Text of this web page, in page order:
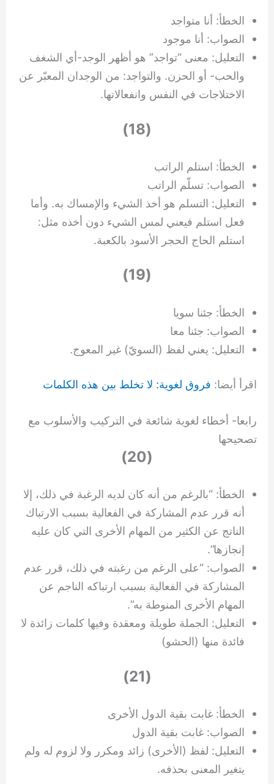
الخطأ: أنا متواجد
الصواب: أنا موجود
التعليل: معنى “تواجد” هو أظهر الوجد-أي الشغف
والحب- أو الحزن. والتواجد: من الوجدان المعبّر عن
الاختلاجات في النفس وانفعالاتها.
(18)
الخطأ: استلم الراتب
الصواب: تسلّم الراتب
التعليل: التسلم هو أخذ الشيء والإمساك به. وأما
فعل استلم فيعني لمس الشيء دون أخذه مثل:
استلم الحاج الحجر الأسود بالكعبة.
(19)
الخطأ: جئنا سويا
الصواب: جئنا معا
التعليل: يعني لفظ (السويّ) غير المعوج.
اقرأ أيضا: فروق لغوية: لا تخلط بين هذه الكلمات
رابعا- أخطاء لغوية شائعة في التركيب والأسلوب مع
تصحيحها
(20)
الخطأ: “بالرغم من أنه كان لديه الرغبة في ذلك، إلا
أنه قرر عدم المشاركة في الفعالية بسبب الارتباك
الناتج عن الكثير من المهام الأخرى التي كان عليه
إنجازها”.
الصواب: “على الرغم من رغبته في ذلك، قرر عدم
المشاركة في الفعالية بسبب ارتباكه الناجم عن
المهام الأخرى المنوطة به”.
التعليل: الجملة طويلة ومعقدة وفيها كلمات زائدة لا
فائدة منها (الحشو)
(21)
الخطأ: غابت بقية الدول الأخرى
الصواب: غابت بقية الدول
التعليل: لفظ (الأخرى) زائد ومكرر ولا لزوم له ولم
يتغير المعنى بحذفه.